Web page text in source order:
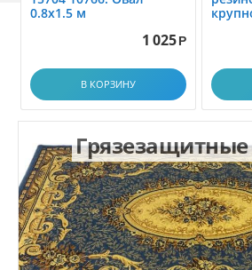
0.8x1.5 м
1 025 Р
В КОРЗИНУ